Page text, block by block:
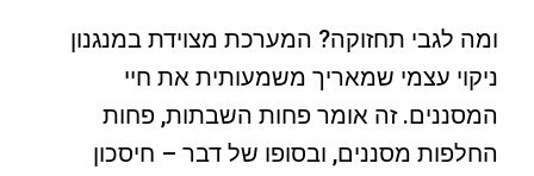
ומה לגבי תחזוקה? המערכת מצוידת במנגנון
ניקוי עצמי שמאריך משמעותית את חיי
המסננים. זה אומר פחות השבתות, פחות
החלפות מסננים, ובסופו של דבר – חיסכון